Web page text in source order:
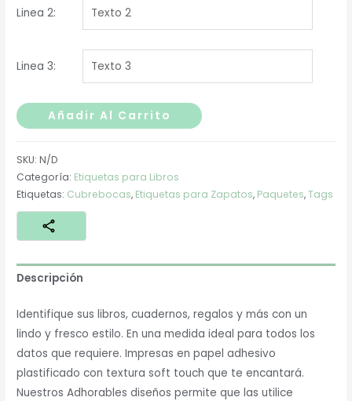
Linea 2:
Linea 3:
Libros
Kids
cantidad
Añadir Al Carrito
SKU:N/D
Categoría: Etiquetas para Libros
Etiquetas: Cubrebocas, Etiquetas para Zapatos, Paquetes,Tags
Descripción
Identifique sus libros, cuadernos, regalos y más con un
lindo y fresco estilo. En una medida ideal para todos los
datos que requiere. Impresas en papel adhesivo
plastificado con textura soft touch que te encantará.
Nuestros Adhorables diseños permite que las utilice